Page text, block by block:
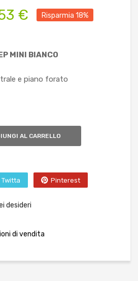
€ Risparmia 18%
MINI BIANCO
e piano forato
AL CARRELLO
Twitta Pinterest
desideri
di vendita